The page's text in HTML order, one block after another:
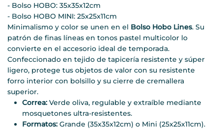
- Bolso HOBO: 35x35x12cm
- Bolso HOBO MINI: 25x25x11cm
Minimalismo y color se unen en el Bolso Hobo Lines. Su
patrón de finas líneas en tonos pastel multicolor lo
convierte en el accesorio ideal de temporada.
Confeccionado en tejido de tapicería resistente y súper
ligero, protege tus objetos de valor con su resistente
forro interior con bolsillo y su cierre de cremallera
superior.
Correa: Verde oliva, regulable y extraíble mediante
mosquetones ultra-resistentes.
Formatos: Grande (35x35x12cm) o Mini (25x25x11cm).